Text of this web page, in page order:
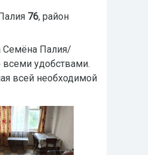
76, район
Семёна Палия/
удобствами.
всей необходимой